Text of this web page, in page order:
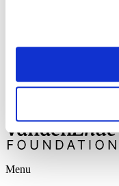
Theater
Menu